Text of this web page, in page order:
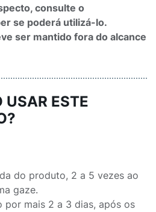
consulte o
se poderá utilizá-lo.
ser mantido fora do alcance
USAR ESTE
do produto, 2 a 5 vezes ao
gaze.
por mais 2 a 3 dias, após os